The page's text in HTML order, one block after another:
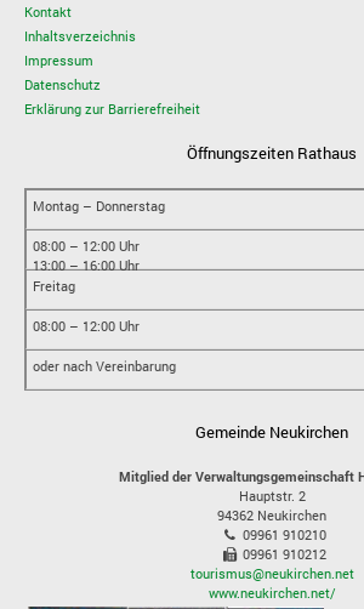
Kontakt
Inhaltsverzeichnis
Impressum
Datenschutz
Erklärung zur Barrierefreiheit
Öffnungszeiten Rathaus
Montag – Donnerstag
08:00 – 12:00 Uhr
13:00 – 16:00 Uhr
Freitag
08:00 – 12:00 Uhr
oder nach Vereinbarung
Gemeinde Neukirchen
Mitglied der Verwaltungsgemeinschaft
Hauptstr. 2
94362 Neukirchen
09961 910210
09961 910212
tourismus@neukirchen.net
www.neukirchen.net/